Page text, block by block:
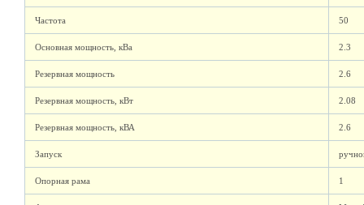
Частота 50
Основная мощность, кВа 2.3
Резервная мощность 2.6
Резервная мощность, кВт 2.08
Резервная мощность, кВА 2.6
Запуск
Опорная рама 1